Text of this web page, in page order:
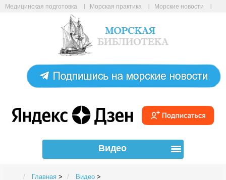
Медицинская подготовка Морская практика
Морские новости
Авиабилеты онлайн
Видео
Главная > Видео >